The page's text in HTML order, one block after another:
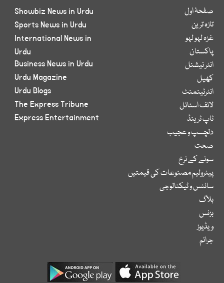
صفحۂ اول
تازہ ترین
غزہ لہو لہو
پاکستان
انٹر نیشنل
کھیل
انٹرٹینمنٹ
لائف اسٹائل
ٹاپ ٹرینڈ
دلچسپ و عجیب
صحت
سونے کے نرخ
پیٹرولیم مصنوعات کی قیمتیں
سائنس و ٹیکنالوجی
بلاگ
بزنس
ویڈیوز
جرائم
Showbiz News in Urdu
Sports News in Urdu
International News in
Urdu
Business News in Urdu
Urdu Magazine
Urdu Blogs
The Express Tribune
Express Entertainment